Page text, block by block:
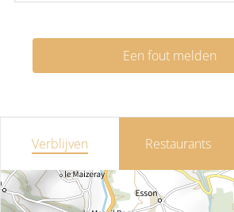
Een fout melden
Verblijven Restaurants